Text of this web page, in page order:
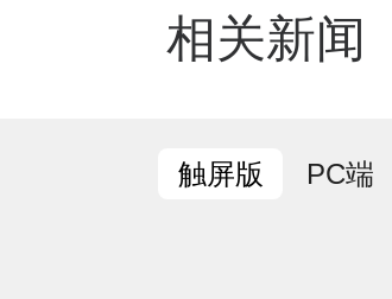
整治工作提供了
相关新闻
触屏版 PC端